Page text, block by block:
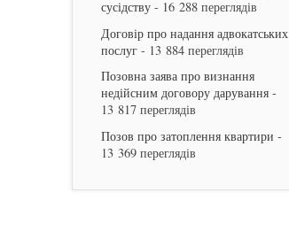
сусідству- 16 288 переглядів
Договір про надання адвокатських
послуг- 13 884 переглядів
Позовна заява про визнання
недійсним договору дарування-
13 817 переглядів
Позов про затоплення квартири -
13 369 переглядів